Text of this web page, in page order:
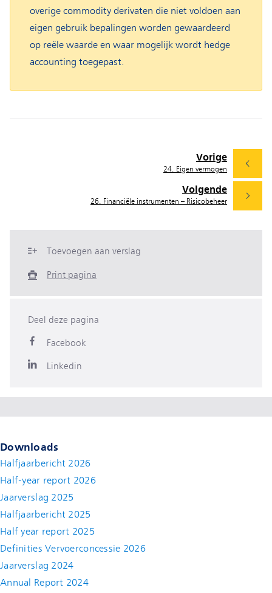
overige commodity derivaten die niet voldoen aan
eigen gebruik bepalingen worden gewaardeerd
op reële waarde en waar mogelijk wordt hedge
accounting toegepast.
Volgende
26. Financiële instrumenten – Risicobeheer
Vorige
24. Eigen vermogen
Toevoegen aan verslag
Print pagina
Deel deze pagina
Facebook
Linkedin
Downloads
Halfjaarbericht 2026
Half-year report 2026
Jaarverslag 2025
Halfjaarbericht 2025
Half year report 2025
Definities Vervoerconcessie 2026
Jaarverslag 2024
Annual Report 2024